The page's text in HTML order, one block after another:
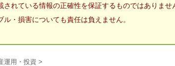
されている情報の正確性を保証するものではありませ
ル・損害についても責任は負えません。
運用・投資 >